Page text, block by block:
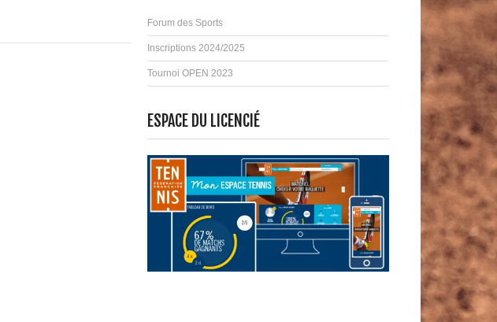
Forum des Sports
Inscriptions 2024/2025
Tournoi OPEN 2023
ESPACE DU LICENCIÉ